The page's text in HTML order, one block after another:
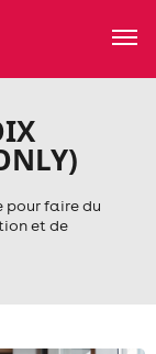
pour faire du
et de